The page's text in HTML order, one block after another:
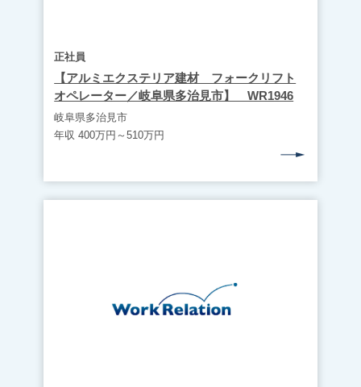
正社員
【アルミエクステリア建材 フォークリフト
オペレーター／岐阜県多治見市】 WR1946
岐阜県多治見市
年収 400万円～510万円